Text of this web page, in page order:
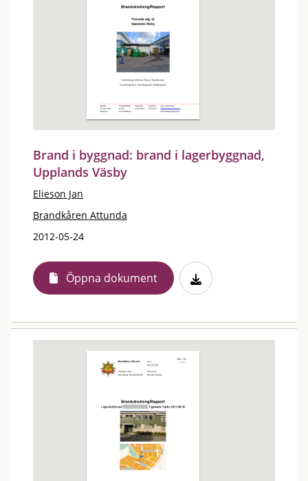
Brand i byggnad: brand i lagerbyggnad,
Upplands Väsby
Elieson Jan
Brandkåren Attunda
2012-05-24
Öppna dokument